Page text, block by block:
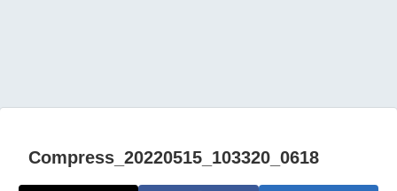
Compress_20220515_103320_0618